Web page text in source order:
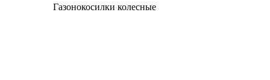
Газонокосилки колесные